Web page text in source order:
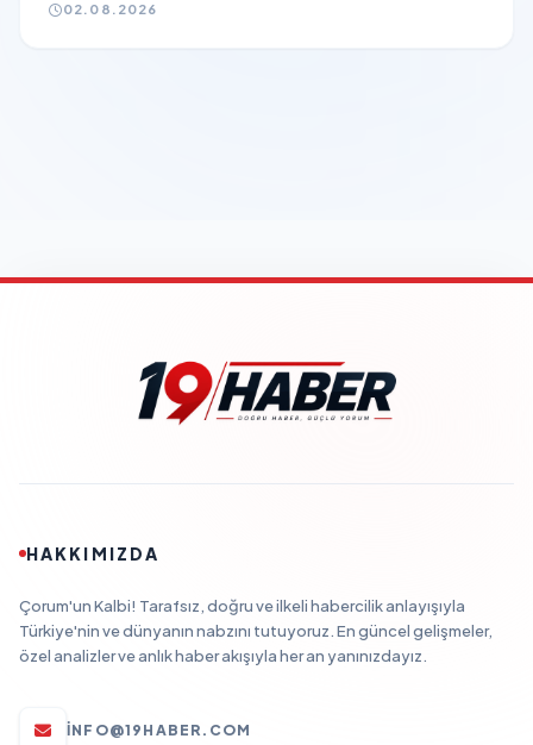
02.08.2026
HAKKIMIZDA
Çorum'un Kalbi! Tarafsız, doğru ve ilkeli habercilik anlayışıyla
Türkiye'nin ve dünyanın nabzını tutuyoruz. En güncel gelişmeler,
özel analizler ve anlık haber akışıyla her an yanınızdayız.
INFO@19HABER.COM